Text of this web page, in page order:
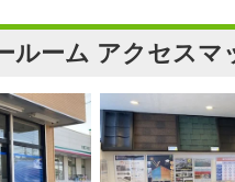
ルーム アクセスマ